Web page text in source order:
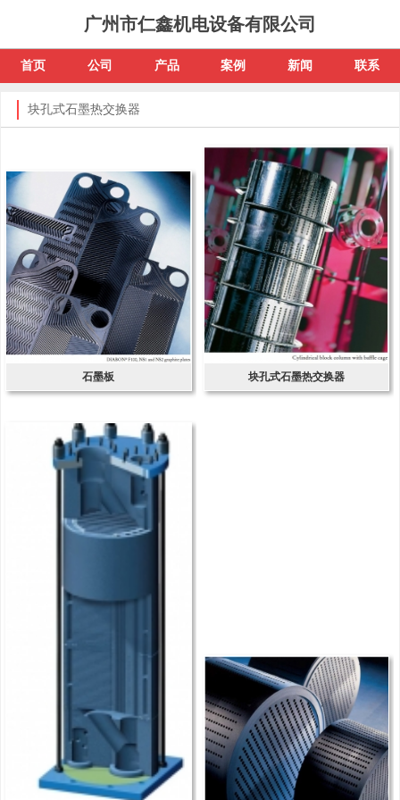
广州市仁鑫机电设备有限公司
首页 公司 产品 案例 新闻 联系
块孔式石墨热交换器
石墨板 块孔式石墨热交换器